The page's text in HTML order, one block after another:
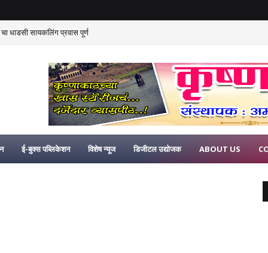
धाडसी सायकलिंग प्रवास पूर्ण
ई-बुक्स पब्लिकेशन विशेष न्यूज डिजीटल उद्योजक ABOUT US